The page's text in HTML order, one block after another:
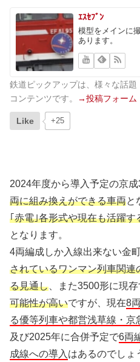
ｴｽｾﾌﾞﾝ
模型をメインに
あります。
鉄道ピックアップは、様々な話
コンテンツです。
→投稿フォーム
Like +25
2024年度から導入予定の京成
両に組み換えができる車両と
｢赤電｣各形式や現在も活躍
となります。
4両編成しか入線出来ない金
されているワンマン列車関
る見通し 、また3500形に現存
可能性が高いですが、現在8
る優等列車や都営浅草線・
及び2025年に合併予定で6両
成線への導入 はあるのでしょ